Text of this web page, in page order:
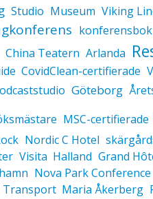
Studio Museum Viking
China Teatern Arlanda
CovidClean-certifierade
Göteborg
MSC-certifierade
Nordic C Hotel
Visita Halland Grand
Nova Park Conference
Transport Maria Åkerberg